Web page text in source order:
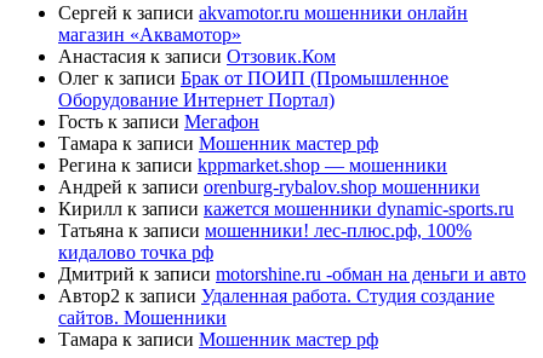
Сергей к записи akvamotor.ru мошенники онлайн
магазин «Аквамотор»
Анастасия к записи Отзовик.Ком
Олег к записи Брак от ПОИП (Промышленное
Оборудование Интернет Портал)
Гость к записи Мегафон
Тамара к записи Мошенник мастер рф
Регина к записи kppmarket.shop — мошенники
Андрей к записи orenburg-rybalov.shop мошенники
Кирилл к записи кажется мошенники dynamic-sports.ru
Татьяна к записи мошенники! лес-плюс.рф, 100%
кидалово точка рф
Дмитрий к записи motorshine.ru -обман на деньги и авто
Автор2 к записи Удаленная работа. Студия создание
сайтов. Мошенники
Тамара к записи Мошенник мастер рф